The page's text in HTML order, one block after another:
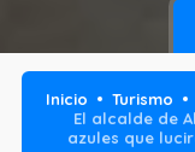
Inicio
Turismo
El alcalde de
azules que